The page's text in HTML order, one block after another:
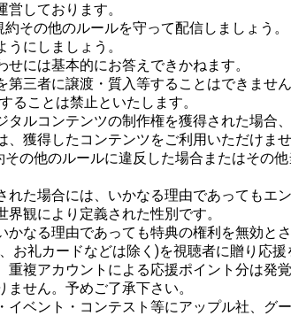
しております。
その他のルールを守って配信しましょう。
にしましょう。
には基本的にお答えできかねます。
第三者に譲渡・質入等することはできま
ることは禁止といたします。
タルコンテンツの制作権を獲得された場
獲得したコンテンツをご利用いただけま
その他のルールに違反した場合またはそ
れた場合には、いかなる理由であっても
観により定義された性別です。
かなる理由であっても特典の権利を無効と
お礼カードなどは除く)を視聴者に贈り応援
重複アカウントによる応援ポイント分は
せん。予めご了承下さい。
イベント・コンテスト等にアップル社、グ